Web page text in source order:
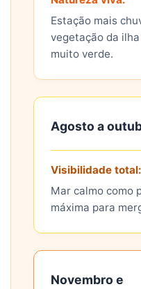
Estação mais
vegetação da
muito verde.
Agosto a
Visibilidade total:
Mar calmo como
máxima para
Novembro e